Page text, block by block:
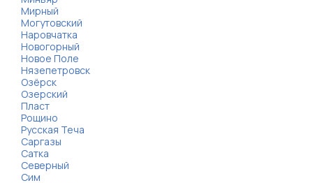
Мирный
Могутовский
Наровчатка
Новогорный
Новое Поле
Нязепетровск
Озёрск
Озерский
Пласт
Рощино
Русская Теча
Саргазы
Сатка
Северный
Сим